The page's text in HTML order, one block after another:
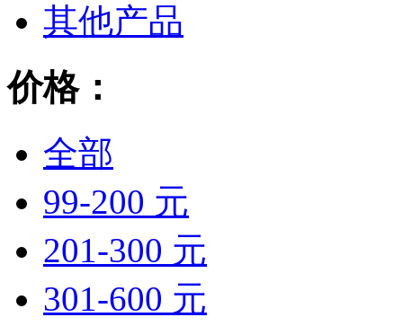
其他产品
价格：
全部
99-200 元
201-300 元
301-600 元